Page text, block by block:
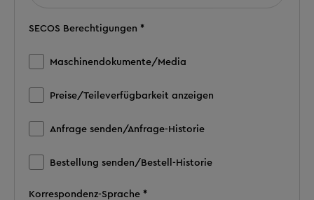
SECOS Berechtigungen *
Maschinendokumente/Media
Preise/Teileverfügbarkeit anzeigen
Anfrage senden/Anfrage-Historie
Bestellung senden/Bestell-Historie
Korrespondenz-Sprache *